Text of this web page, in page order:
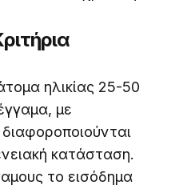
ηλικίας 25-50
με
κατάσταση.
το εισόδημα